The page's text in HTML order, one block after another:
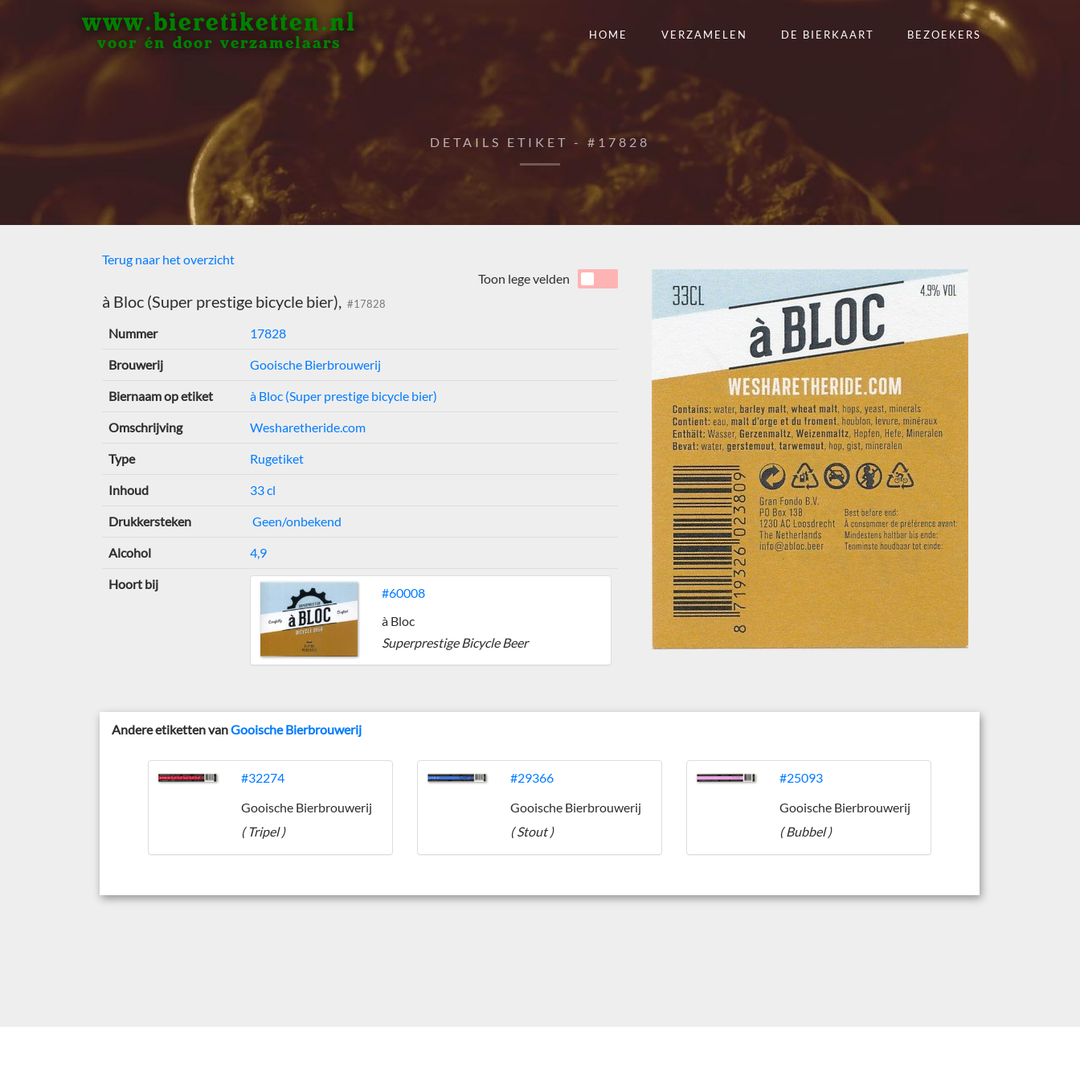
www.bieretiketten.nl
voor én door verzamelaars
HOME VERZAMELEN DE BIERKAART BEZOEKERS
DETAILS ETIKET - #17828
Terug naar het overzicht
à Bloc (Super prestige bicycle bier), #17828
Toon lege velden
Nummer 17828
Brouwerij Gooische Bierbrouwerij
Biernaam op etiket à Bloc (Super prestige bicycle bier)
Omschrijving Wesharetheride.com
Type Rugetiket
Inhoud 33 cl
Drukkersteken Geen/onbekend
Alcohol 4,9
Hoort bij
#60008
à Bloc
Superprestige Bicycle Beer
Andere etiketten vanGooische Bierbrouwerij
#32274
Gooische Bierbrouwerij
( Tripel )
#29366
Gooische Bierbrouwerij
( Stout )
#25093
Gooische Bierbrouwerij
( Bubbel )